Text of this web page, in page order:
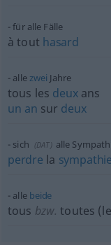
für alle Fälle
à tout hasard
allezwei Jahre
tous les deuxans
un an sur deux
sich (DAT) alle
perdre la sympathie
alle beide
tous bzw. toutes